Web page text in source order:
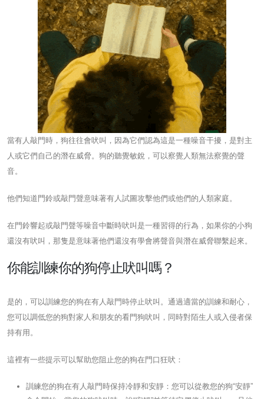
當有人敲門時，狗往往會吠叫，因為它們認為這是一種噪音干擾，是對主
人或它們自己的潛在威脅。狗的聽覺敏銳，可以察覺人類無法察覺的聲
音。
他們知道門鈴或敲門聲意味著有人試圖攻擊他們或他們的人類家庭。
在門鈴響起或敲門聲等噪音中斷時吠叫是一種習得的行為，如果你的小狗
還沒有吠叫，那隻是意味著他們還沒有學會將聲音與潛在威脅聯繫起來。
你能訓練你的狗停止吠叫嗎？
是的，可以訓練您的狗在有人敲門時停止吠叫。通過適當的訓練和耐心，
您可以調低您的狗對家人和朋友的看門狗吠叫，同時對陌生人或入侵者保
持有用。
這裡有一些提示可以幫助您阻止您的狗在門口狂吠：
訓練您的狗在有人敲門時保持冷靜和安靜：您可以從教您的狗“安靜”